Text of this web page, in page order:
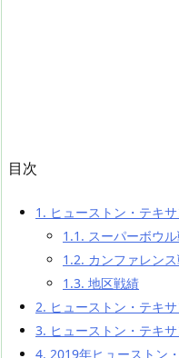
目次
1. ヒューストン・テキ
1.1. スーパーボウ
1.2. カンファレン
1.3. 地区戦績
2. ヒューストン・テキ
3. ヒューストン・テキ
4. 2019年ヒューストン